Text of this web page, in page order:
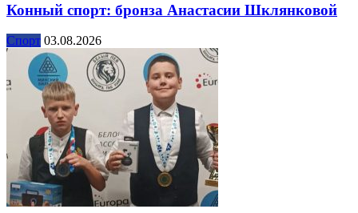
Конный спорт: бронза Анастасии Шклянковой
Спорт 03.08.2026